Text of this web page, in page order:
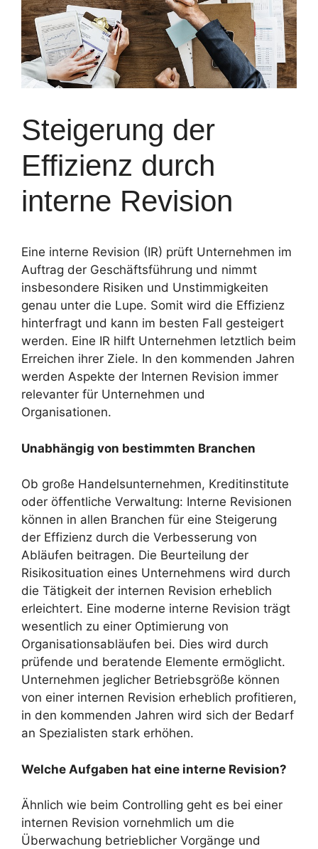
Steigerung der
Effizienz durch
interne Revision
Eine interne Revision (IR) prüft Unternehmen im
Auftrag der Geschäftsführung und nimmt
insbesondere Risiken und Unstimmigkeiten
genau unter die Lupe. Somit wird die Effizienz
hinterfragt und kann im besten Fall gesteigert
werden. Eine IR hilft Unternehmen letztlich beim
Erreichen ihrer Ziele. In den kommenden Jahren
werden Aspekte der Internen Revision immer
relevanter für Unternehmen und
Organisationen.
Unabhängig von bestimmten Branchen
Ob große Handelsunternehmen, Kreditinstitute
oder öffentliche Verwaltung: Interne Revisionen
können in allen Branchen für eine Steigerung
der Effizienz durch die Verbesserung von
Abläufen beitragen. Die Beurteilung der
Risikosituation eines Unternehmens wird durch
die Tätigkeit der internen Revision erheblich
erleichtert. Eine moderne interne Revision trägt
wesentlich zu einer Optimierung von
Organisationsabläufen bei. Dies wird durch
prüfende und beratende Elemente ermöglicht.
Unternehmen jeglicher Betriebsgröße können
von einer internen Revision erheblich profitieren,
in den kommenden Jahren wird sich der Bedarf
an Spezialisten stark erhöhen.
Welche Aufgaben hat eine interne Revision?
Ähnlich wie beim Controlling geht es bei einer
internen Revision vornehmlich um die
Überwachung betrieblicher Vorgänge und